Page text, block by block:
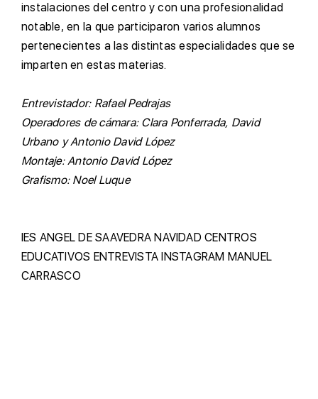
instalaciones del centro y con una profesionalidad
notable, en la que participaron varios alumnos
pertenecientes a las distintas especialidades que se
imparten en estas materias.
Entrevistador: Rafael Pedrajas
Operadores de cámara: Clara Ponferrada, David
Urbano y Antonio David López
Montaje: Antonio David López
Grafismo: Noel Luque
IES ANGEL DE SAAVEDRA NAVIDAD CENTROS
EDUCATIVOS ENTREVISTA INSTAGRAM MANUEL
CARRASCO